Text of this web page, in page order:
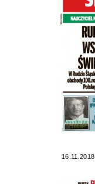
16.11.2018